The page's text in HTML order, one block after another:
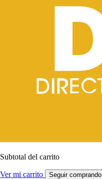
Subtotal del carrito
Ver mi carrito Seguir comprando